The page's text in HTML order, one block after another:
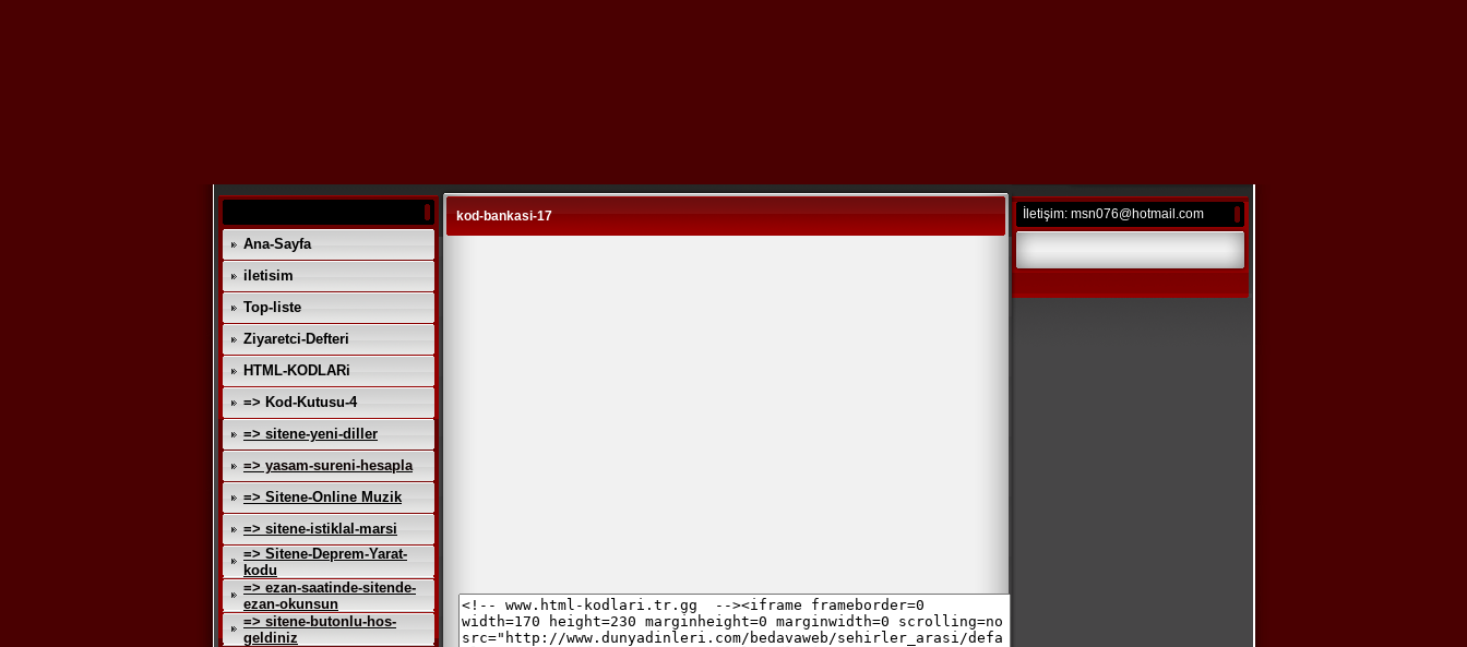
Ana-Sayfa
iletisim
Top-liste
Ziyaretci-Defteri
HTML-KODLARi
=> Kod-Kutusu-4
=> sitene-yeni-diller
=> yasam-sureni-hesapla
=> Sitene-Online Muzik
=> sitene-istiklal-marsi
=> Sitene-Deprem-Yarat-
kodu
=> ezan-saatinde-sitende-
ezan-okunsun
=> sitene-butonlu-hos-
geldiniz
kod-bankasi-17 İletişim: msn076@hotmail.com